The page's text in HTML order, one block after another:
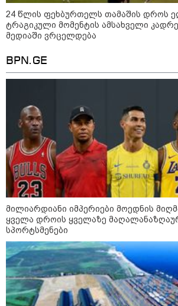
ევროპელმა
ომთან
09:55 / 05-08-2026
თავდასხმის
ოლქში
ხანძარია
09:12 / 05-08-2026
14
დაშავებული,
ხანძარი -
იერიში
რაკეტებით
14:13 / 04-08-2026
მორიგი
ქარხანაზე -
ცნობილი
24 წლის ფეხბურთელს თამაშის დროს
ტრაგიკული მომენტის ამსახველი
მედიაში ვრცელდება
BPN.GE
მილიარდიანი იმპერიები მოედნის
ყველა დროის ყველაზე
სპორტსმენები